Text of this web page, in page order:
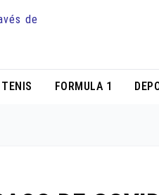
de
TENIS FORMULA 1